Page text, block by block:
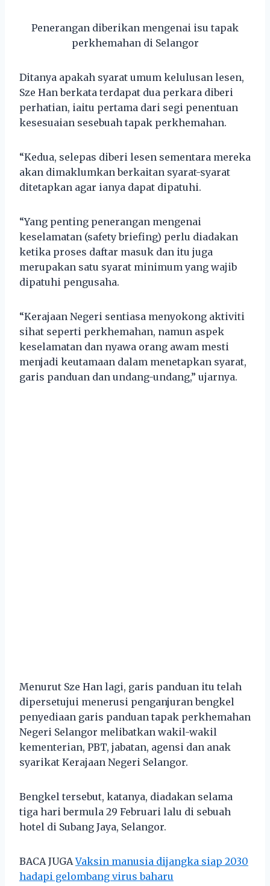
Penerangan diberikan mengenai isu tapak
perkhemahan di Selangor
Ditanya apakah syarat umum kelulusan lesen,
Sze Han berkata terdapat dua perkara diberi
perhatian, iaitu pertama dari segi penentuan
kesesuaian sesebuah tapak perkhemahan.
“Kedua, selepas diberi lesen sementara mereka
akan dimaklumkan berkaitan syarat-syarat
ditetapkan agar ianya dapat dipatuhi.
“Yang penting penerangan mengenai
keselamatan (safety briefing) perlu diadakan
ketika proses daftar masuk dan itu juga
merupakan satu syarat minimum yang wajib
dipatuhi pengusaha.
“Kerajaan Negeri sentiasa menyokong aktiviti
sihat seperti perkhemahan, namun aspek
keselamatan dan nyawa orang awam mesti
menjadi keutamaan dalam menetapkan syarat,
garis panduan dan undang-undang,” ujarnya.
Menurut Sze Han lagi, garis panduan itu telah
dipersetujui menerusi penganjuran bengkel
penyediaan garis panduan tapak perkhemahan
Negeri Selangor melibatkan wakil-wakil
kementerian, PBT, jabatan, agensi dan anak
syarikat Kerajaan Negeri Selangor.
Bengkel tersebut, katanya, diadakan selama
tiga hari bermula 29 Februari lalu di sebuah
hotel di Subang Jaya, Selangor.
BACA JUGAVaksin manusia dijangka siap 2030
hadapi gelombang virus baharu